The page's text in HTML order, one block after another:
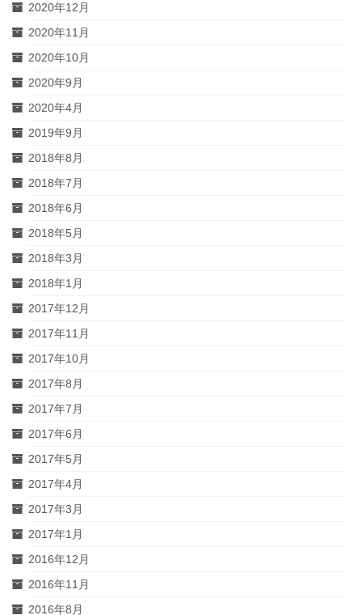
2020年12月
2020年11月
2020年10月
2020年9月
2020年4月
2019年9月
2018年8月
2018年7月
2018年6月
2018年5月
2018年3月
2018年1月
2017年12月
2017年11月
2017年10月
2017年8月
2017年7月
2017年6月
2017年5月
2017年4月
2017年3月
2017年1月
2016年12月
2016年11月
2016年8月